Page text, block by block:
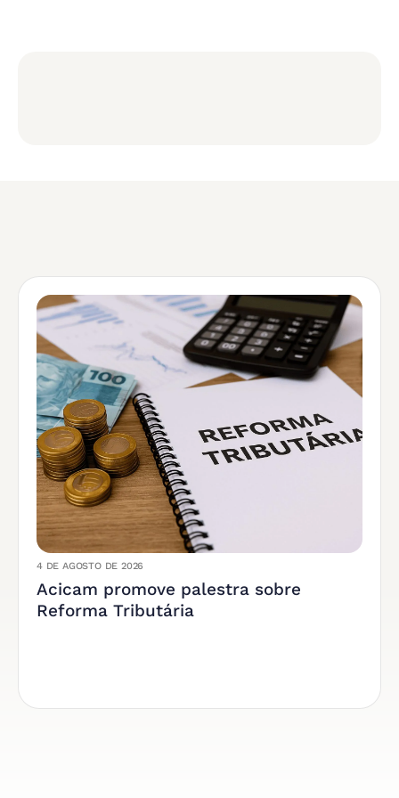
4 DE AGOSTO DE 2026
Acicam promove palestra sobre
Reforma Tributária